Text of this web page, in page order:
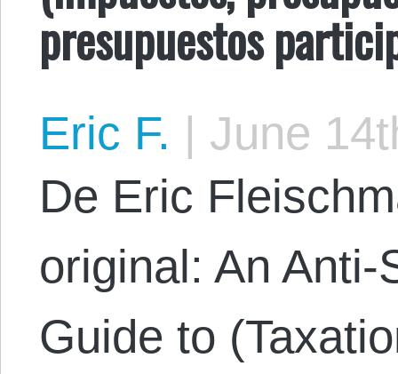
presupuestos
Eric F. | June
De Eric
original: An Anti-
Guide to